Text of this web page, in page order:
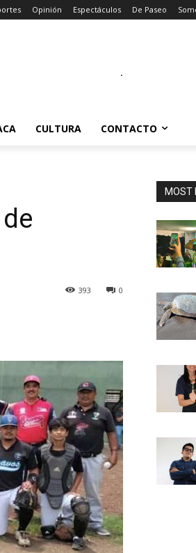
Opinión Espectáculos De Paseo
.
CULTURA CONTACTO
0
393
MOST